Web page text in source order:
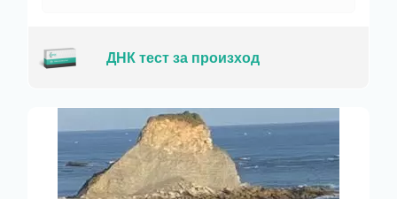
ДНК тест за произход